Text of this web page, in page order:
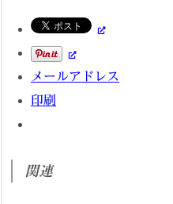
メールアドレス
印刷
関連